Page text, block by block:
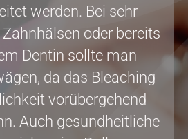
werden. Bei sehr
oder bereits
Dentin sollte man
da das Bleaching
vorübergehend
Auch gesundheitliche